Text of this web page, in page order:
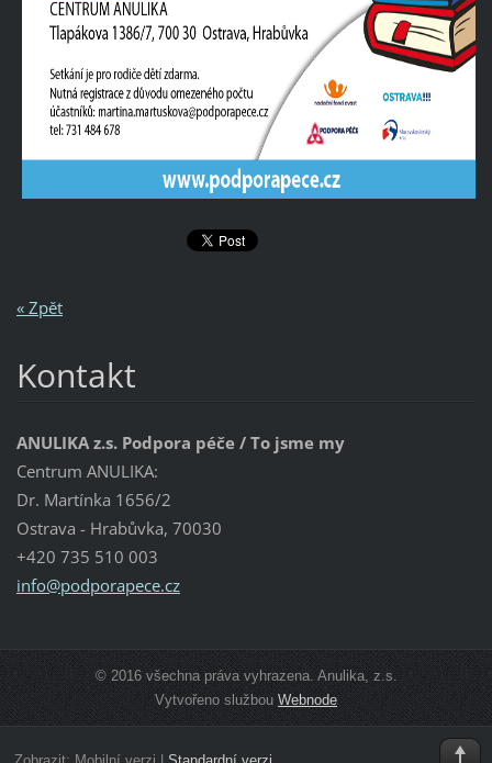
« Zpět
Kontakt
ANULIKA z.s. Podpora péče / To jsme my
Centrum ANULIKA:
Dr. Martínka 1656/2
Ostrava - Hrabůvka, 70030
+420 735 510 003
info@podporapece.cz
© 2016 všechna práva vyhrazena. Anulika, z.s.
Vytvořeno službouWebnode